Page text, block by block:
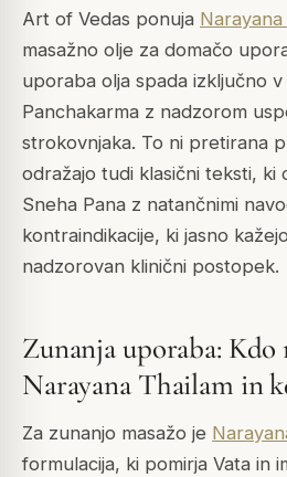
Art of Vedas ponuja Narayana
masažno olje za domačo
uporaba olja spada izključno
Panchakarma z nadzorom
strokovnjaka. To ni pretirana
odražajo tudi klasični teksti, ki
Sneha Pana z natančnimi
kontraindikacije, ki jasno
nadzorovan klinični postopek.
Zunanja uporaba:
Narayana Thailam in
Za zunanjo masažo je
formulacija, ki pomirja Vata in